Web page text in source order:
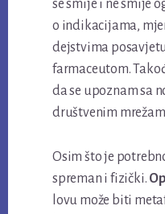
se smije i ne smije
o indikacijama,
dejstvima
farmaceutom.
da se upoznam sa
društvenim
Osim što je
spreman i fizički.
lovu može biti